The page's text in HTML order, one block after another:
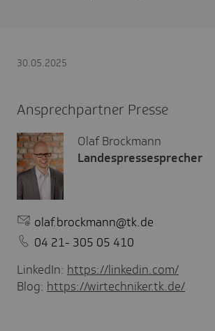
30.05.2025
Ansprechpartner Presse
Olaf Brockmann
Landespressesprecher
olaf.brockmann@tk.de
04 21- 305 05 410
LinkedIn: https://linkedin.com/
Blog: https://wirtechniker.tk.de/